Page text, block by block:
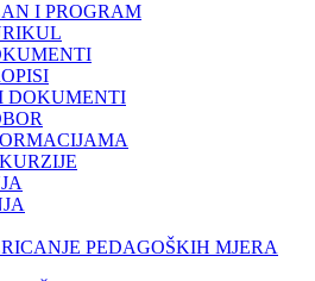
I PROGRAM
DOKUMENTI
PEDAGOŠKIH MJERA